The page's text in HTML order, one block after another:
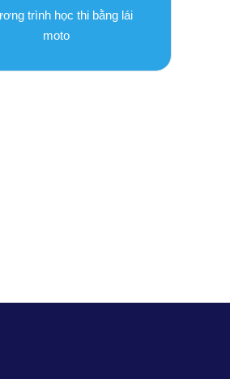
trình học thi bằng lái
moto